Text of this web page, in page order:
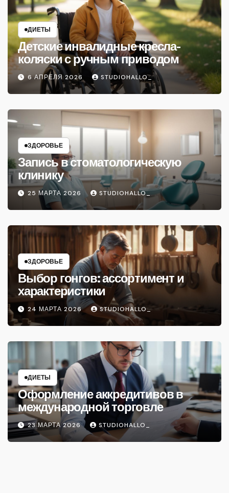
ДИЕТЫ
Детские инвалидные кресла-
коляски с ручным приводом
6 АПРЕЛЯ 2026 STUDIOHALLO_
ЗДОРОВЬЕ
Запись в стоматологическую
клинику
25 МАРТА 2026 STUDIOHALLO_
ЗДОРОВЬЕ
Выбор гонгов: ассортимент и
характеристики
24 МАРТА 2026 STUDIOHALLO_
ДИЕТЫ
Оформление аккредитивов в
международной торговле
23 МАРТА 2026 STUDIOHALLO_